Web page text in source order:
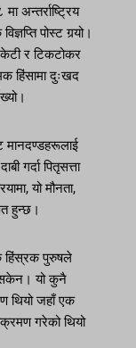
अन्तर्राष्ट्रिय
पोस्ट गर्‍यो।
केटी र टिकटोकर
हिंसामा दुःखद
मानदण्डहरूलाई
गर्दा पितृसत्ता
यो मौनता,
हुन्छ।
हिंस्रक पुरुषले
सकेन। यो कुनै
थियो जहाँ एक
गरेको थियो